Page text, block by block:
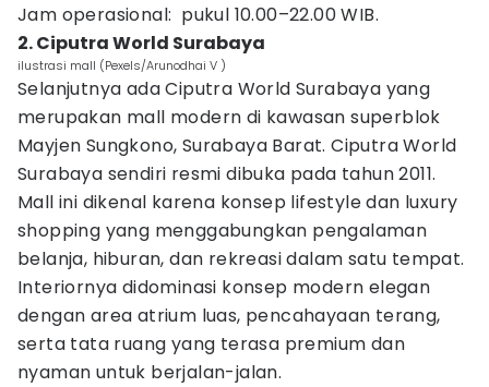
Jam operasional: pukul 10.00–22.00 WIB.
2. Ciputra World Surabaya
ilustrasi mall (Pexels/Arunodhai V )
Selanjutnya ada Ciputra World Surabaya yang
merupakan mall modern di kawasan superblok
Mayjen Sungkono, Surabaya Barat. Ciputra World
Surabaya sendiri resmi dibuka pada tahun 2011.
Mall ini dikenal karena konsep lifestyle dan luxury
shopping yang menggabungkan pengalaman
belanja, hiburan, dan rekreasi dalam satu tempat.
Interiornya didominasi konsep modern elegan
dengan area atrium luas, pencahayaan terang,
serta tata ruang yang terasa premium dan
nyaman untuk berjalan-jalan.